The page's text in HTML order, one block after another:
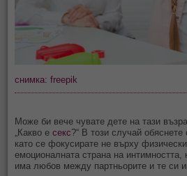
снимка: freepik
Може би вече чувате дете на тази
„Какво есекс?“ В този случай
като се фокусирате не върху
емоционалната страна на интимността,
има любов между партньорите и те си